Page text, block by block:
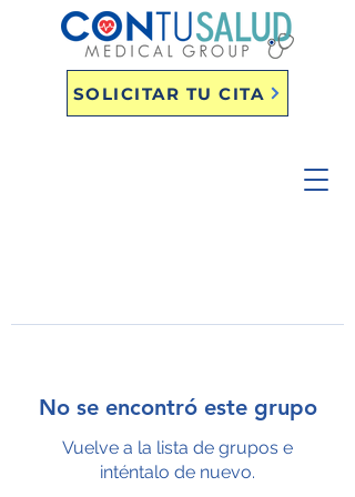
SOLICITAR TU CITA
No se encontró este grupo
Vuelve a la lista de grupos e
inténtalo de nuevo.